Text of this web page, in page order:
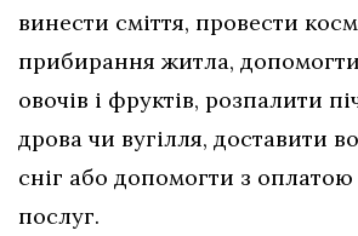
винести сміття, провести
прибирання житла, допомогти
овочів і фруктів, розпалити
дрова чи вугілля, доставити
сніг або допомогти з
послуг.